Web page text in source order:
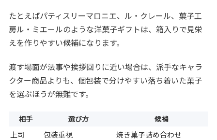
たとえばパティスリーマロニエ、ル・クレール、菓子工
房ル・ミエールのような洋菓子ギフトは、箱入りで見栄
えを作りやすい候補になります。
渡す場面が法事や挨拶回りに近い場合は、派手なキャラ
クター商品よりも、個包装で分けやすい落ち着いた菓子
を選ぶほうが無難です。
相手 選び方 候補
上司 包装重視
焼き菓子詰め合わせ